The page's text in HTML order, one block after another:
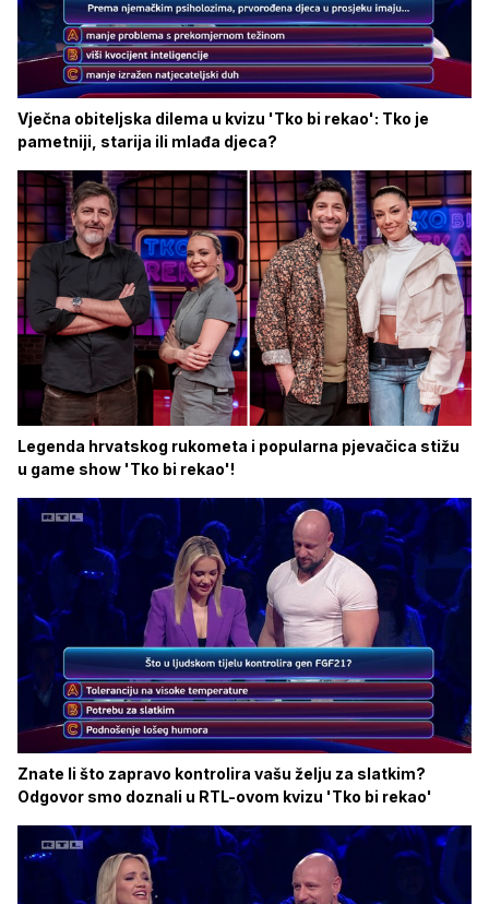
Vječna obiteljska dilema u kvizu 'Tko bi rekao': Tko je
pametniji, starija ili mlađa djeca?
Legenda hrvatskog rukometa i popularna pjevačica stižu
u game show 'Tko bi rekao'!
Znate li što zapravo kontrolira vašu želju za slatkim?
Odgovor smo doznali u RTL-ovom kvizu 'Tko bi rekao'